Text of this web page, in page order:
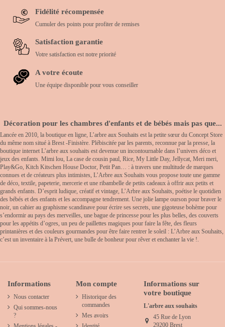
Fidélité récompensée
Cumuler des points pour profiter de remises
Satisfaction garantie
Votre satisfaction est notre priorité
A votre écoute
Une équipe disponible pour vous conseiller
Décoration pour les chambres d'enfants et de bébés mais pas que...
Lancée en 2010, la boutique en ligne, L’arbre aux Souhaits est la petite sœur du Concept Store
du même nom situé à Brest -Finistère. Plébiscitée par les parents, reconnue par la presse, la
boutique internet L’arbre aux souhaits est devenue un incontournable dans l’univers déco et
jeux des enfants. Mimi lou, La case de cousin paul, Rice, My Little Day, Jellycat, Meri meri,
Play&Go, Kitch Kitschen House Doctor, Petit Pan… : à travers une multitude de marques
connues et de créateurs plus intimistes, L’Arbre aux Souhaits vous propose toute une gamme
de déco, textile, papeterie, mercerie et une ribambelle de petits cadeaux à offrir aux petits et
grands enfants. D’esprit ludique, créatif et vintage, L’Arbre aux Souhaits, poétise le quotidien
des bébés et des enfants et les accompagne tendrement. Une jolie lampe ourson pour braver le
noir, un cahier au graphisme scandinave pour écrire ses secrets, une gigoteuse bohème pour
s’endormir au pays des merveilles, une bague de princesse pour les plus belles, des couverts
pour les appétits d’ogres, un peu de paillettes magiques pour faire la fête, des fleurs
printanières et des couleurs gourmandes pour être faire rentrer le soleil : L’Arbre aux Souhaits,
c’est un inventaire à la Prévert, une bulle de bonheur pour rêver et enchanter la vie !.
Informations
Nous contacter
Qui sommes-nous
?
Mon compte
Historique des
commandes
Mes avoirs
Informations sur
votre boutique
L'arbre aux souhaits
45 Rue de Lyon
29200 Brest